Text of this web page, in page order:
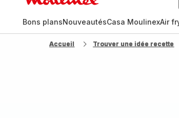
Bons plansNouveautésCasa MoulinexAir
Accueil Trouver une idée recette